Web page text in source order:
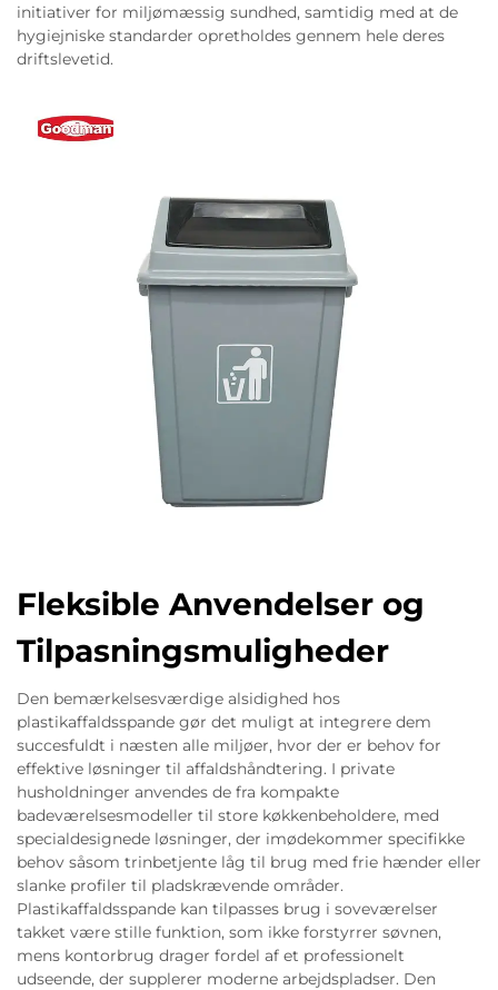
initiativer for miljømæssig sundhed, samtidig med at de
hygiejniske standarder opretholdes gennem hele deres
driftslevetid.
Fleksible Anvendelser og
Tilpasningsmuligheder
Den bemærkelsesværdige alsidighed hos
plastikaffaldsspande gør det muligt at integrere dem
succesfuldt i næsten alle miljøer, hvor der er behov for
effektive løsninger til affaldshåndtering. I private
husholdninger anvendes de fra kompakte
badeværelsesmodeller til store køkkenbeholdere, med
specialdesignede løsninger, der imødekommer specifikke
behov såsom trinbetjente låg til brug med frie hænder eller
slanke profiler til pladskrævende områder.
Plastikaffaldsspande kan tilpasses brug i soveværelser
takket være stille funktion, som ikke forstyrrer søvnen,
mens kontorbrug drager fordel af et professionelt
udseende, der supplerer moderne arbejdspladser. Den